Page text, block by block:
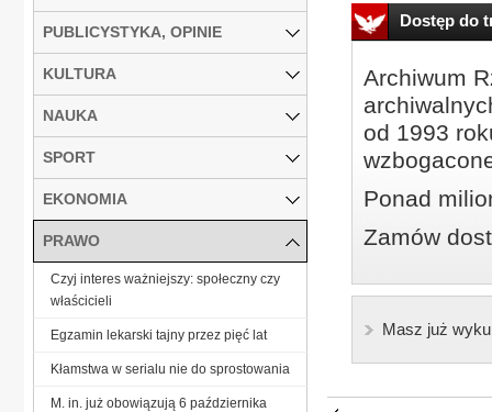
Dostęp do
Archiwum
od 1993
Ponad
Zamów
Masz już
PUBLICYSTYKA, OPINIE
KULTURA
NAUKA
SPORT
EKONOMIA
PRAWO
Czyj interes ważniejszy: społeczny czy
właścicieli
Egzamin lekarski tajny przez pięć lat
Kłamstwa w serialu nie do sprostowania
M. in. już obowiązują 6 października